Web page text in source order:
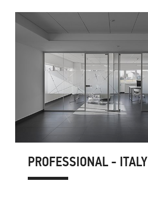
PROFESSIONAL - ITALY